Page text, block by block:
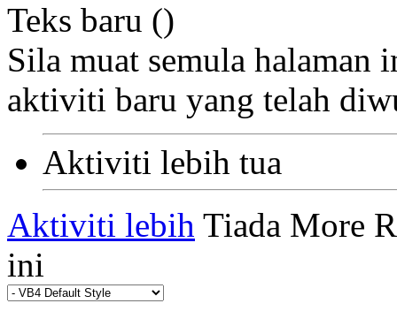
Teks baru ()
Sila muat semula halaman
aktiviti baru yang telah
Aktiviti lebih tua
Aktiviti lebih Tiada More
ini